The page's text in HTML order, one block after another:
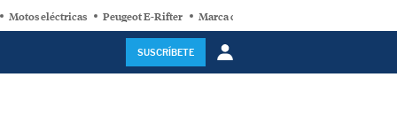
Motos eléctricas Peugeot E-Rifter Marca china más valorada
SUSCRÍBETE